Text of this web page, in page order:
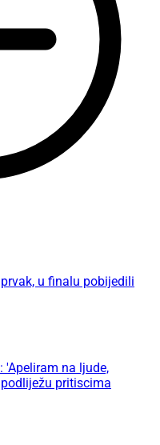
u finalu pobijedili
'Apeliram na ljude,
pritiscima